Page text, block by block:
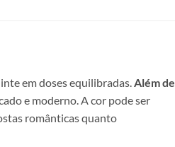
em doses equilibradas.Além de
e moderno. A cor pode ser
românticas quanto